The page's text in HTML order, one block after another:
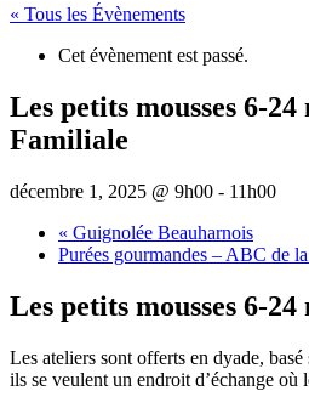
« Tous les Évènements
Cet évènement est passé.
Les petits mousses 6-
Familiale
décembre 1, 2025 @ 9h00 - 11h00
« Guignolée Beauharnois
Purées gourmandes – ABC de
Les petits mousses 6-24
Les ateliers sont offerts en dyade,
ils se veulent un endroit d’échange où